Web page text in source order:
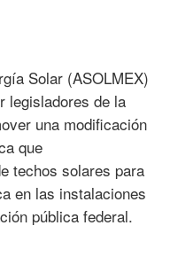
Solar (ASOLMEX)
legisladores de la
una modificación
que
techos solares para
en las instalaciones
pública federal.